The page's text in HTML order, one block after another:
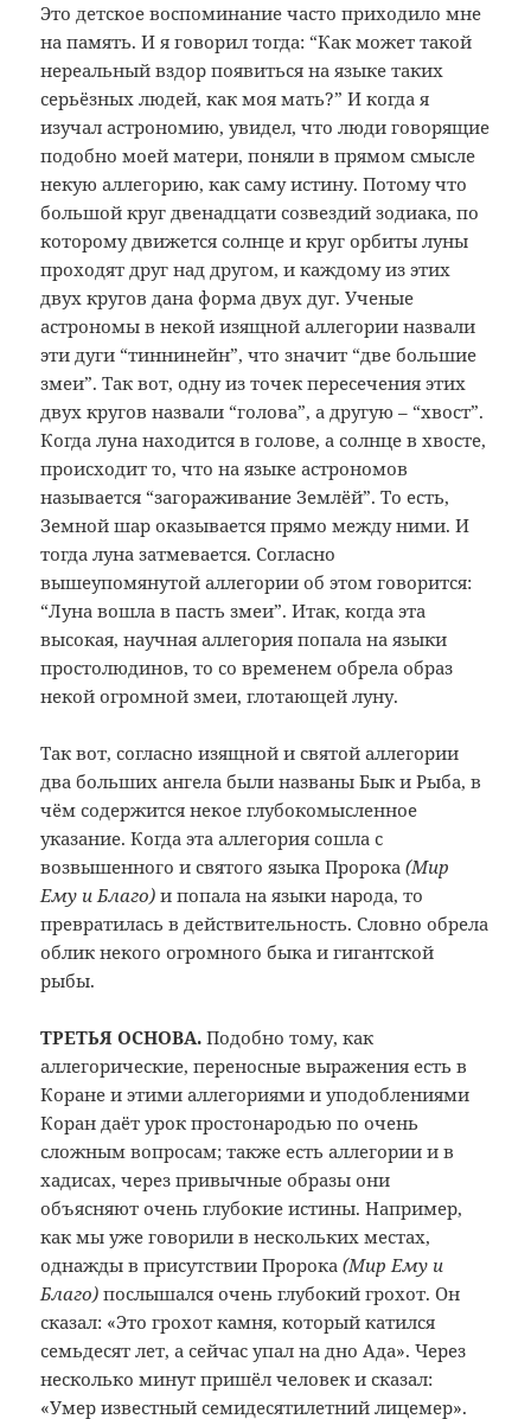
Это детское воспоминание часто приходило мне
на память. И я говорил тогда: “Как может такой
нереальный вздор появиться на языке таких
серьёзных людей, как моя мать?” И когда я
изучал астрономию, увидел, что люди говорящие
подобно моей матери, поняли в прямом смысле
некую аллегорию, как саму истину. Потому что
большой круг двенадцати созвездий зодиака, по
которому движется солнце и круг орбиты луны
проходят друг над другом, и каждому из этих
двух кругов дана форма двух дуг. Ученые
астрономы в некой изящной аллегории назвали
эти дуги “тиннинейн”, что значит “две большие
змеи”. Так вот, одну из точек пересечения этих
двух кругов назвали “голова”, а другую – “хвост”.
Когда луна находится в голове, а солнце в хвосте,
происходит то, что на языке астрономов
называется “загораживание Землёй”. То есть,
Земной шар оказывается прямо между ними. И
тогда луна затмевается. Согласно
вышеупомянутой аллегории об этом говорится:
“Луна вошла в пасть змеи”. Итак, когда эта
высокая, научная аллегория попала на языки
простолюдинов, то со временем обрела образ
некой огромной змеи, глотающей луну.
Так вот, согласно изящной и святой аллегории
два больших ангела были названы Бык и Рыба, в
чём содержится некое глубокомысленное
указание. Когда эта аллегория сошла с
возвышенного и святого языка Пророка(Мир
Ему и Благо) и попала на языки народа, то
превратилась в действительность. Словно обрела
облик некого огромного быка и гигантской
рыбы.
ТРЕТЬЯ ОСНОВА.Подобно тому, как
аллегорические, переносные выражения есть в
Коране и этими аллегориями и уподоблениями
Коран даёт урок простонародью по очень
сложным вопросам; также есть аллегории и в
хадисах, через привычные образы они
объясняют очень глубокие истины. Например,
как мы уже говорили в нескольких местах,
однажды в присутствии Пророка(Мир Ему и
Благо) послышался очень глубокий грохот. Он
сказал: «Это грохот камня, который катился
семьдесят лет, а сейчас упал на дно Ада». Через
несколько минут пришёл человек и сказал:
«Умер известный семидесятилетний лицемер».